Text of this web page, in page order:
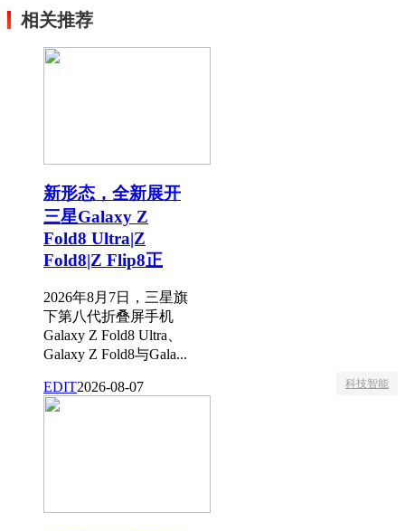
相关推荐
新形态，全新展开
三星Galaxy Z
Fold8 Ultra|Z
Fold8|Z Flip8正
2026年8月7日，三星旗
下第八代折叠屏手机
Galaxy Z Fold8 Ultra、
Galaxy Z Fold8与Gala...
EDIT2026-08-07 科技智能